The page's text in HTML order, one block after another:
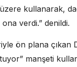
kullanarak,
verdi.” denildi.
ön plana çıkan
manşeti